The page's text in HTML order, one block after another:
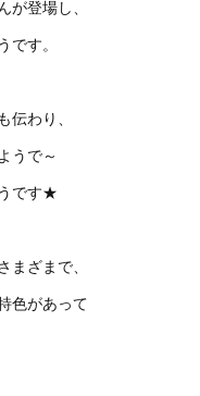
が登場し、
です。
伝わり、
うで～
です★
まざまで、
色があって